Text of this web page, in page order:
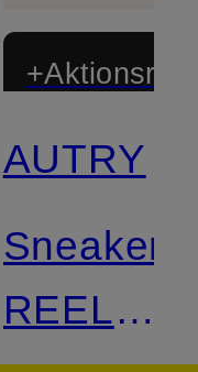
AUTRY
Sneaker